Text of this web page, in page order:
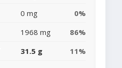
0 mg
0%
1968 mg
86%
31.5 g
11%